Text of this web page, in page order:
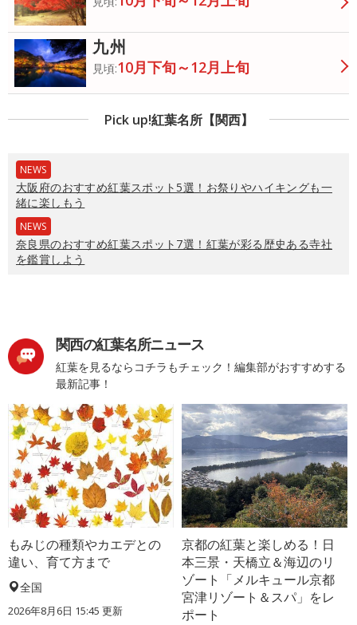
九州
見頃:10月下旬～12月上旬
Pick up!紅葉名所【関西】
NEWS
大阪府のおすすめ紅葉スポット5選！お祭りやハイキングも一
緒に楽しもう
NEWS
奈良県のおすすめ紅葉スポット7選！紅葉が彩る歴史ある寺社
を鑑賞しよう
関西の紅葉名所ニュース
紅葉を見るならコチラもチェック！編集部がおすすめする
最新記事！
もみじの種類やカエデとの
違い、育て方まで
全国
2026年8月6日 15:45 更新
京都の紅葉と楽しめる！日
本三景・天橋立＆海辺のリ
ゾート「メルキュール京都
宮津リゾート＆スパ」をレ
ポート